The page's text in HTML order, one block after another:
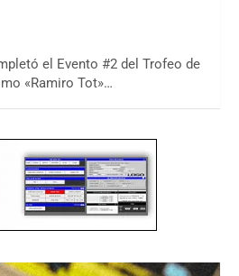
el Evento #2 del Trofeo de
«Ramiro Tot»…